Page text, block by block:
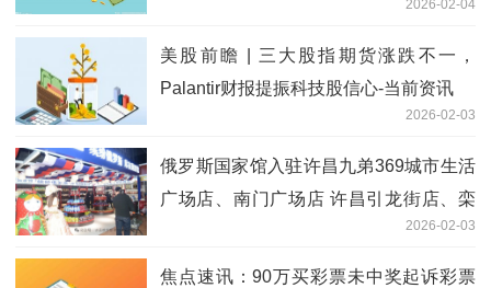
2026-02-04
美股前瞻 | 三大股指期货涨跌不一，
Palantir财报提振科技股信心-当前资讯
2026-02-03
俄罗斯国家馆入驻许昌九弟369城市生活
广场店、南门广场店 许昌引龙街店、栾
2026-02-03
焦点速讯：90万买彩票未中奖起诉彩票